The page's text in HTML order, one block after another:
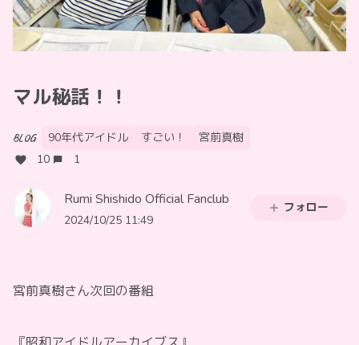
マル秘話！！
BLOG 90年代アイドル すごい！
宮前真樹
10
1
Rumi Shishido Official Fanclub
2024/10/25 11:49
フォロー
宮前真樹さん次回の番組